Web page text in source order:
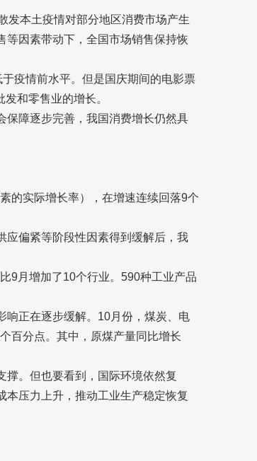
发本土疫情对部分地区消费市场产生
等因素带动下，全国市场销售保持恢
疫情前水平。但是国庆期间的电影票
和零售业的增长。
保障逐步完善，我国消费增长仍然具
的实际增长率），在增速连续回落9个
应偏紧等阶段性因素得到缓解后，我
9月增加了10个行业。590种工业产品
响正在逐步缓解。10月份，煤炭、电
百分点。其中，原煤产量同比增长
撑。但也要看到，国际环境依然复
压力上升，推动工业生产稳定恢复